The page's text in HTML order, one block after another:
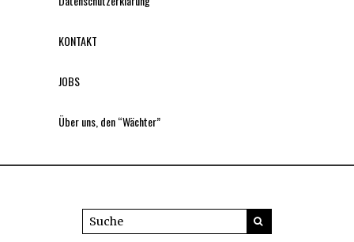
KONTAKT
JOBS
Über uns, den “Wächter”